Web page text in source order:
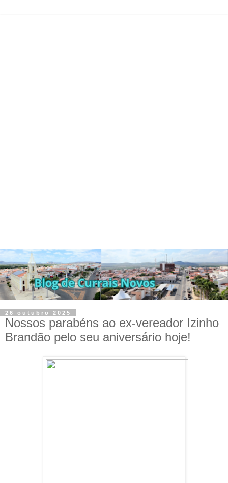
26 outubro 2025
Nossos parabéns ao ex-vereador Izinho
Brandão pelo seu aniversário hoje!